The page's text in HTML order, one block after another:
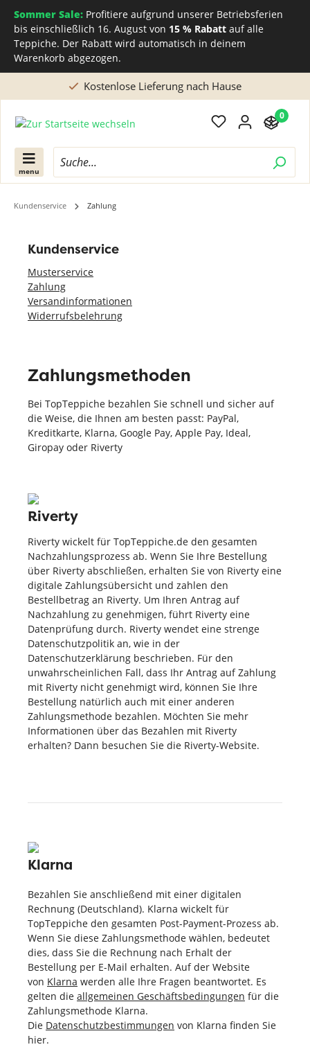
Sommer Sale: Profitiere aufgrund unserer Betriebsferien
bis einschließlich 16. August von 15 % Rabatt auf alle
Teppiche. Der Rabatt wird automatisch in deinem
Warenkorb abgezogen.
Kostenlose Lieferung nach Hause
menu
0
Kundenservice Zahlung
Kundenservice
Musterservice
Zahlung
Versandinformationen
Widerrufsbelehrung
Zahlungsmethoden
Bei TopTeppiche bezahlen Sie schnell und sicher auf
die Weise, die Ihnen am besten passt: PayPal,
Kreditkarte, Klarna, Google Pay, Apple Pay, Ideal,
Giropay oder Riverty
Riverty
Riverty wickelt für TopTeppiche.de den gesamten
Nachzahlungsprozess ab. Wenn Sie Ihre Bestellung
über Riverty abschließen, erhalten Sie von Riverty eine
digitale Zahlungsübersicht und zahlen den
Bestellbetrag an Riverty. Um Ihren Antrag auf
Nachzahlung zu genehmigen, führt Riverty eine
Datenprüfung durch. Riverty wendet eine strenge
Datenschutzpolitik an, wie in der
Datenschutzerklärung beschrieben. Für den
unwahrscheinlichen Fall, dass Ihr Antrag auf Zahlung
mit Riverty nicht genehmigt wird, können Sie Ihre
Bestellung natürlich auch mit einer anderen
Zahlungsmethode bezahlen. Möchten Sie mehr
Informationen über das Bezahlen mit Riverty
erhalten? Dann besuchen Sie die Riverty-Website.
Klarna
Bezahlen Sie anschließend mit einer digitalen
Rechnung (Deutschland). Klarna wickelt für
TopTeppiche den gesamten Post-Payment-Prozess ab.
Wenn Sie diese Zahlungsmethode wählen, bedeutet
dies, dass Sie die Rechnung nach Erhalt der
Bestellung per E-Mail erhalten. Auf der Website
von Klarna werden alle Ihre Fragen beantwortet. Es
gelten die allgemeinen Geschäftsbedingungen für die
Zahlungsmethode Klarna.
Die Datenschutzbestimmungen von Klarna finden Sie
hier.